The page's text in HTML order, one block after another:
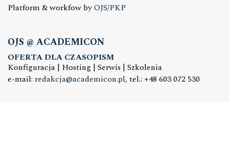
Platform & workfow byOJS/PKP
OJS @ ACADEMICON
OFERTA DLA CZASOPISM
Konfiguracja | Hosting | Serwis | Szkolenia
e-mail: redakcja@academicon.pl, tel.: +48 603 072 530